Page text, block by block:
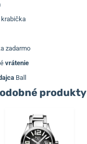
krabička
zadarmo
vrátenie
Ball
produkty